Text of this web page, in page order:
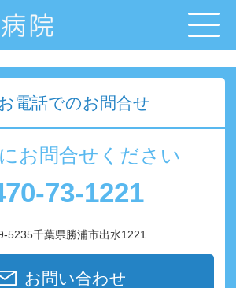
お電話でのお問合せ
お問合せください
73-1221
5235千葉県勝浦市出水1221
お問い合わせ